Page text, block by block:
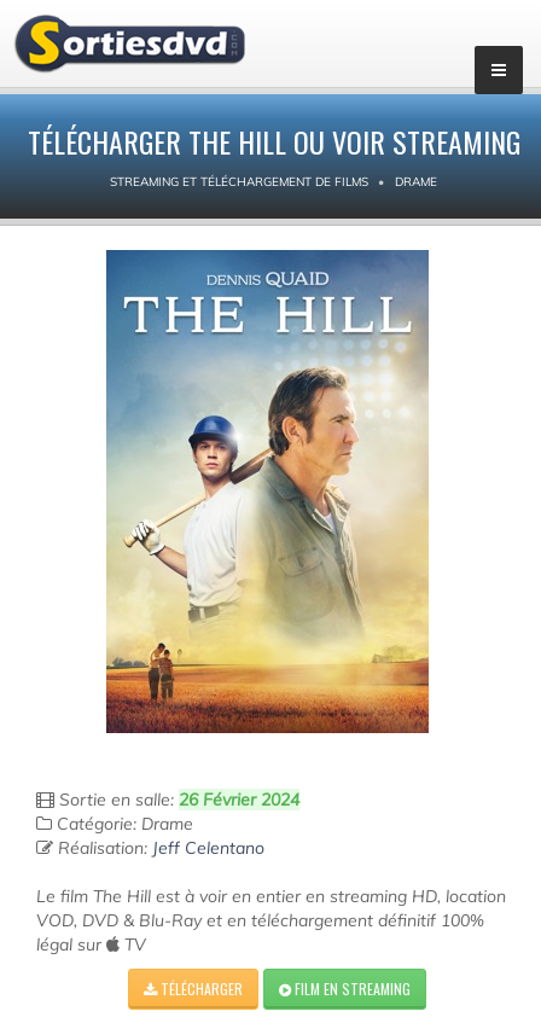
TÉLÉCHARGER THE HILL OU VOIR STREAMING
STREAMING ET TÉLÉCHARGEMENT DE FILMS DRAME
Sortie en salle: 26 Février 2024
Catégorie: Drame
Réalisation: Jeff Celentano
Le film The Hill est à voir en entier en streaming HD, location
VOD, DVD & Blu-Ray et en téléchargement définitif 100%
légal sur
TV
TÉLÉCHARGER FILM EN STREAMING